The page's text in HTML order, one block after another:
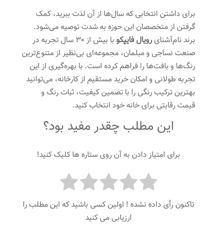
برای داشتن انتخابی که سال‌ها از آن لذت ببرید، کمک
گرفتن از متخصصان این حوزه به شدت توصیه می‌شود.
برند نام‌آشنایرویال فایپکو
با بیش از ۳۰ سال تجربه در
صنعت نساجی و مبلمان، مجموعه‌ای بی‌نظیر از متنوع‌ترین
رنگ‌ها و بافت‌ها را فراهم کرده است. با بهره‌گیری از این
تجربه طولانی و امکان خرید مستقیم از کارخانه، می‌توانید
بهترین ترکیب رنگی را با تضمین کیفیت، ثبات رنگ و
قیمت رقابتی برای خانه خود انتخاب کنید.
این مطلب چقدر مفید بود؟
برای امتیاز دادن به آن روی ستاره ها کلیک کنید!
تاکنون رأی داده نشده ! اولین کسی باشید که این مطلب را
ارزیابی می کنید